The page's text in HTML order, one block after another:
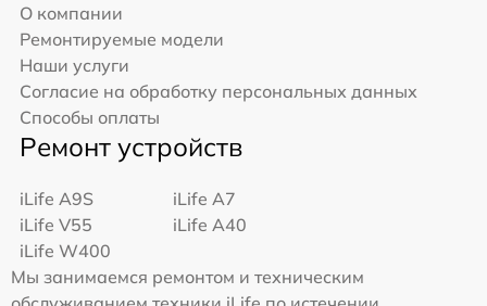
О компании
Ремонтируемые модели
Наши услуги
Согласие на обработку персональных данных
Способы оплаты
Ремонт устройств
iLife A9S
iLife A7
iLife V55
iLife A40
iLife W400
Мы занимаемся ремонтом и техническим